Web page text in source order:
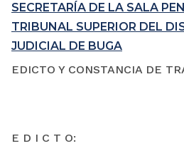
SECRETARÍA DE LA SALA
TRIBUNAL SUPERIOR DEL
JUDICIAL DE BUGA
EDICTO Y CONSTANCIA DE
E D I C T O: